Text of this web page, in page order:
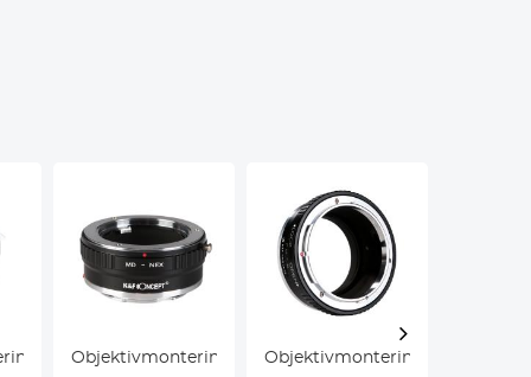
Objektivmonteringsadapter,Objektivmonteringsadapter